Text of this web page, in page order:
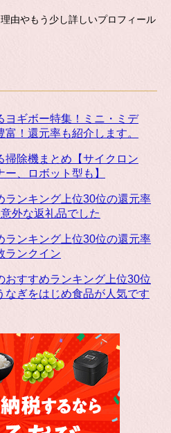
由やもう少し詳しいプロフィール
ヨギボー特集！ミニ・ミデ
！還元率も紹介します。
掃除機まとめ【サイクロン
、ロボット型も】
ランキング上位30位の還元率
外な返礼品でした
ランキング上位30位の還元率
ランクイン
おすすめランキング上位30位
なぎをはじめ食品が人気です